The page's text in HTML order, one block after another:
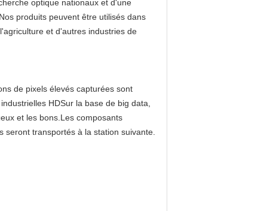
optique nationaux et d'une
produits peuvent être utilisés dans
et d'autres industries de
de pixels élevés capturées sont
HDSur la base de big data,
et les bons.Les composants
transportés à la station suivante.